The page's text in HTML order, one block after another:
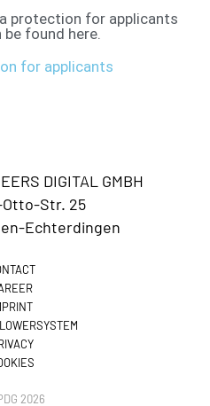
protection for applicants
found here.
for applicants
DIGITAL GMBH
Str. 25
Echterdingen
2026